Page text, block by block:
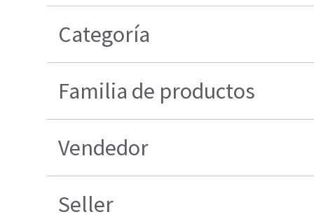
Categoría
Familia de productos
Vendedor
Seller